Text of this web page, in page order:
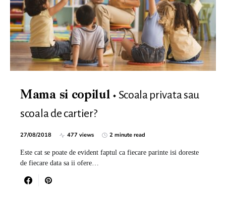
Mama si copilul
Scoala privata sau
scoala de cartier?
27/08/2018 477 views 2 minute read
Este cat se poate de evident faptul ca fiecare parinte isi doreste
de fiecare data sa ii ofere…